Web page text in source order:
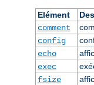
Elément
comment
config
echo
exec
fsize